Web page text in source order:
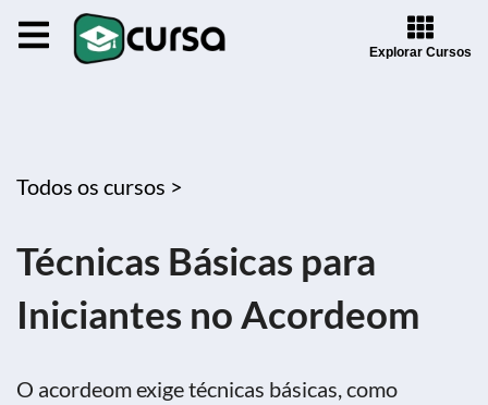
Explorar Cursos
Todos os cursos >
Técnicas Básicas para
Iniciantes no Acordeom
O acordeom exige técnicas básicas, como